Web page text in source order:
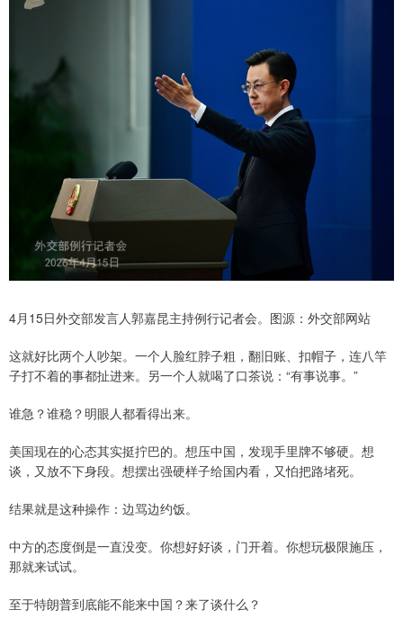
4月15日外交部发言人郭嘉昆主持例行记者会。图源：外交部网站
这就好比两个人吵架。一个人脸红脖子粗，翻旧账、扣帽子，连八竿
子打不着的事都扯进来。另一个人就喝了口茶说：“有事说事。”
谁急？谁稳？明眼人都看得出来。
美国现在的心态其实挺拧巴的。想压中国，发现手里牌不够硬。想
谈，又放不下身段。想摆出强硬样子给国内看，又怕把路堵死。
结果就是这种操作：边骂边约饭。
中方的态度倒是一直没变。你想好好谈，门开着。你想玩极限施压，
那就来试试。
至于特朗普到底能不能来中国？来了谈什么？